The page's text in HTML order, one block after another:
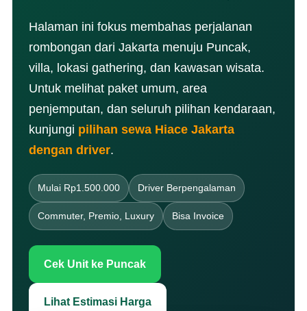
Halaman ini fokus membahas perjalanan
rombongan dari Jakarta menuju Puncak,
villa, lokasi gathering, dan kawasan wisata.
Untuk melihat paket umum, area
penjemputan, dan seluruh pilihan kendaraan,
kunjungi pilihan sewa Hiace Jakarta
dengan driver.
Mulai Rp1.500.000 Driver Berpengalaman
Commuter, Premio, Luxury Bisa Invoice
Cek Unit ke Puncak
Lihat Estimasi Harga